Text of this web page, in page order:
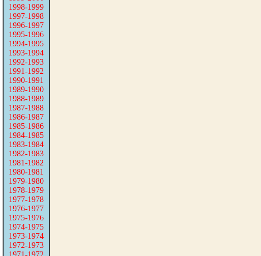
1998-1999
1997-1998
1996-1997
1995-1996
1994-1995
1993-1994
1992-1993
1991-1992
1990-1991
1989-1990
1988-1989
1987-1988
1986-1987
1985-1986
1984-1985
1983-1984
1982-1983
1981-1982
1980-1981
1979-1980
1978-1979
1977-1978
1976-1977
1975-1976
1974-1975
1973-1974
1972-1973
1971-1972